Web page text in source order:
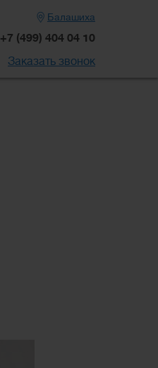
Балашиха
+7 (499) 404 04 10
Заказать звонок